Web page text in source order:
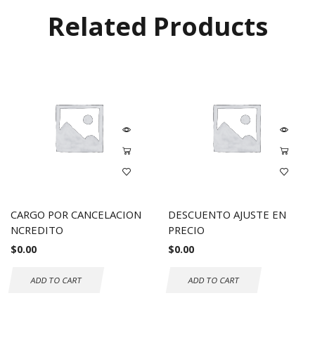
Related Products
CARGO POR CANCELACION
NCREDITO
$0.00
ADD TO CART
DESCUENTO AJUSTE EN
PRECIO
$0.00
ADD TO CART